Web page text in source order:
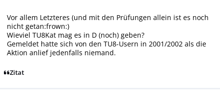
Vor allem Letzteres (und mit den Prüfungen allein ist es noch
nicht getan:frown:)
Wieviel TU8Kat mag es in D (noch) geben?
Gemeldet hatte sich von den TU8-Usern in 2001/2002 als die
Aktion anlief jedenfalls niemand.
Zitat